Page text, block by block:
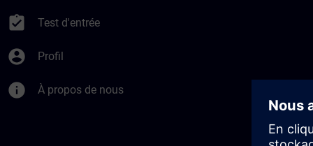
assignment_turned_in Test d'entrée
account_circle Profil
info À propos de nous